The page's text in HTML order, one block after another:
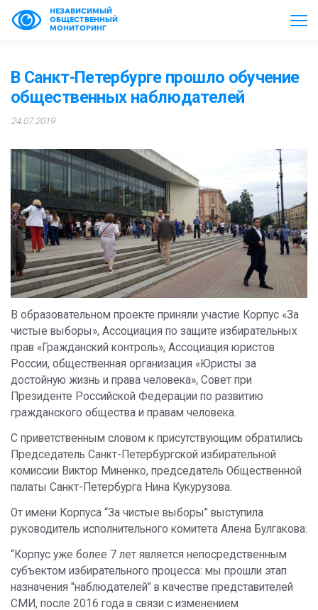
НЕЗАВИСИМЫЙ
ОБЩЕСТВЕННЫЙ
МОНИТОРИНГ
В Санкт-Петербурге прошло обучение
общественных наблюдателей
24.07.2019
В образовательном проекте приняли участие Корпус «За
чистые выборы», Ассоциация по защите избирательных
прав «Гражданский контроль», Ассоциация юристов
России, общественная организация «Юристы за
достойную жизнь и права человека», Совет при
Президенте Российской Федерации по развитию
гражданского общества и правам человека.
С приветственным словом к присутствующим обратились
Председатель Санкт-Петербургской избирательной
комиссии Виктор Миненко, председатель Общественной
палаты Санкт-Петербурга Нина Кукурузова.
От имени Корпуса “За чистые выборы” выступила
руководитель исполнительного комитета Алена Булгакова:
“Корпус уже более 7 лет является непосредственным
субъектом избирательного процесса: мы прошли этап
назначения "наблюдателей" в качестве представителей
СМИ, после 2016 года в связи с изменением